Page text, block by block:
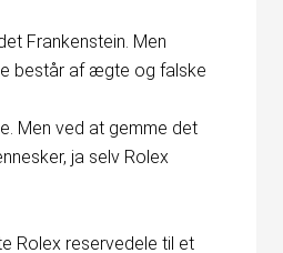
Frankenstein. Men
består af ægte og falske
Men ved at gemme det
ja selv Rolex
Rolex reservedele til et